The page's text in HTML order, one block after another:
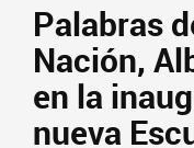
Palabras
Nación,
en la
nueva